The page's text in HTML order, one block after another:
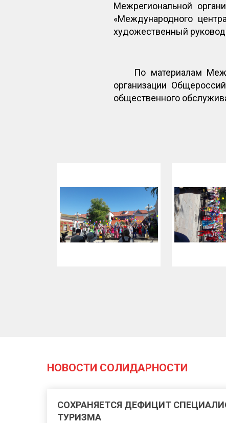
Межрегиональной
«Международного
художественный
По материалам
организации
общественного
НОВОСТИ СОЛИДАРНОСТИ
СОХРАНЯЕТСЯ ДЕФИЦИТ
ТУРИЗМА